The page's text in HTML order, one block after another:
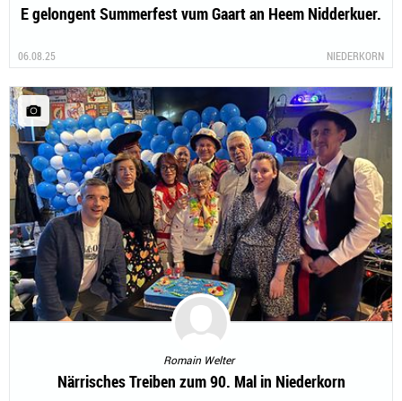
E gelongent Summerfest vum Gaart an Heem Nidderkuer.
06.08.25 NIEDERKORN
Romain Welter
Närrisches Treiben zum 90. Mal in Niederkorn